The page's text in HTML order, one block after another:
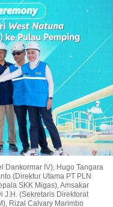
Dankormar IV), Hugo Tangara
(Direktur Utama PT PLN
SKK Migas), Amsakar
J.H. (Sekretaris Direktorat
Rizal Calvary Marimbo